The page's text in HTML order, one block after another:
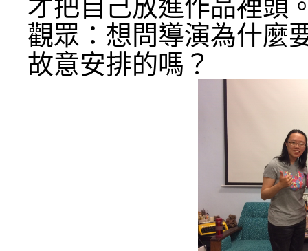
才把自己放進作品裡頭
觀眾：想問導演為什麼
故意安排的嗎？